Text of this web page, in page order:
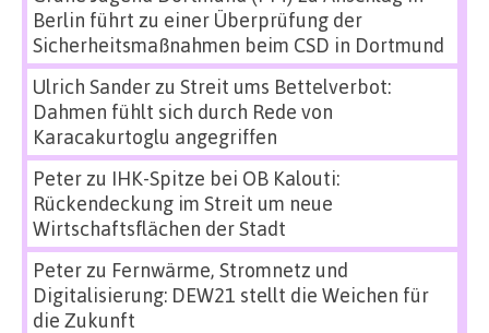
Berlin führt zu einer Überprüfung der
Sicherheitsmaßnahmen beim CSD in Dortmund
Ulrich Sanderzu Streit ums Bettelverbot:
Dahmen fühlt sich durch Rede von
Karacakurtoglu angegriffen
Peterzu IHK-Spitze bei OB Kalouti:
Rückendeckung im Streit um neue
Wirtschaftsflächen der Stadt
Peterzu Fernwärme, Stromnetz und
Digitalisierung: DEW21 stellt die Weichen für
die Zukunft